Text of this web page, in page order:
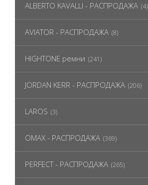
ALBERTO KAVALLI - РАСПРОДАЖА (4)
AVIATOR - РАСПРОДАЖА (8)
HIGHTONE ремни (241)
JORDAN KERR - РАСПРОДАЖА (206)
LAROS (3)
OMAX - РАСПРОДАЖА (369)
PERFECT - РАСПРОДАЖА (265)